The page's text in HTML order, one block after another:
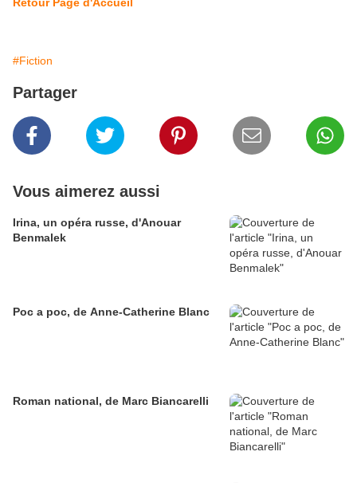
#Fiction
Partager
Vous aimerez aussi
Irina, un opéra russe, d'Anouar
Benmalek
Poc a poc, de Anne-Catherine Blanc
Roman national, de Marc Biancarelli